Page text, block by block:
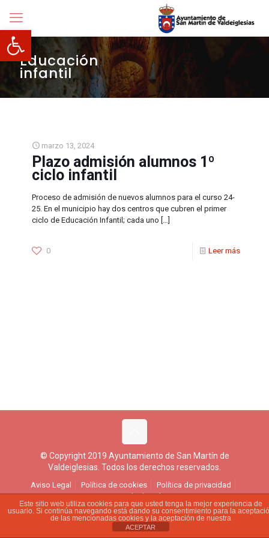
Abrir barra de herramientas
Educación
infantil
marzo 13, 2024
Plazo admisión alumnos 1º
ciclo infantil
Proceso de admisión de nuevos alumnos para el curso 24-
25. En el municipio hay dos centros que cubren el primer
ciclo de Educación Infantil; cada uno […]
0 Leer más
© Copyright 2019 Ayuntamiento de San Martín de
Valdeiglesias. Todos los derechos reservados.
Aviso Legal Política de cookies
Política de privacidad
Ejercicio de derechos
Este sitio web utiliza cookies para que usted tenga la mejor experiencia de
usuario. Si continúa navegando está dando su consentimiento para la
de las mencionadas cookies y la aceptación de nuestra
ACEPTAR